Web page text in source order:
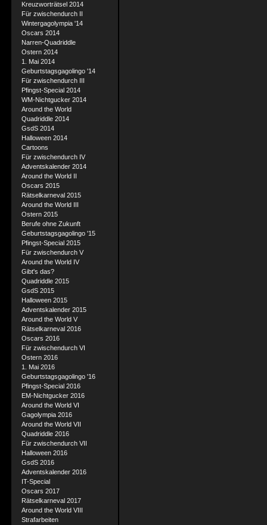
Kreuzworträtsel 2014
Für zwischendurch II
Wintergagolympia '14
Oscars 2014
Narren-Quadriddle
Ostern 2014
1. Mai 2014
Geburtstagsgagolingo '14
Für zwischendurch III
Pfingst-Special 2014
WM-Nichtgucker 2014
Around the World
Quadriddle 2014
GsdS 2014
Halloween 2014
Cartoons
Für zwischendurch IV
Adventskalender 2014
Around the World II
Oscars 2015
Rätselkarneval 2015
Around the World III
Ostern 2015
Berufe ohne Zukunft
Geburtstagsgagolingo '15
Pfingst-Special 2015
Für zwischendurch V
Around the World IV
Gibt's das?
Quadriddle 2015
GsdS 2015
Halloween 2015
Adventskalender 2015
Around the World V
Rätselkarneval 2016
Oscars 2016
Für zwischendurch VI
Ostern 2016
1. Mai 2016
Geburtstagsgagolingo '16
Pfingst-Special 2016
EM-Nichtgucker 2016
Around the World VI
Gagolympia 2016
Around the World VII
Quadriddle 2016
Für zwischendurch VII
Halloween 2016
GsdS 2016
Adventskalender 2016
IT-Special
Oscars 2017
Rätselkarneval 2017
Around the World VIII
Strafarbeiten